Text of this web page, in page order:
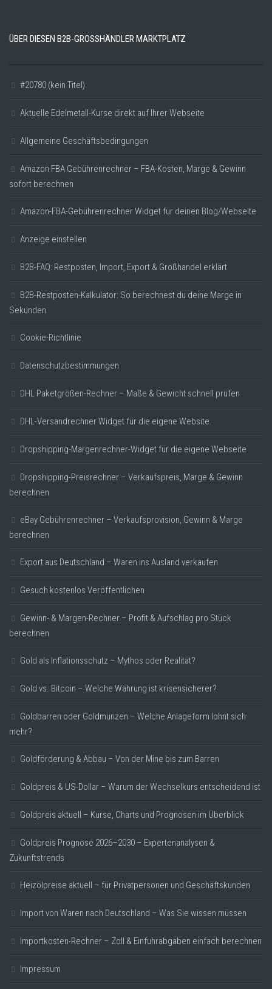
ÜBER DIESEN B2B-GROSSHÄNDLER MARKTPLATZ
#20780 (kein Titel)
Aktuelle Edelmetall-Kurse direkt auf Ihrer Webseite
Allgemeine Geschäftsbedingungen
Amazon FBA Gebührenrechner – FBA-Kosten, Marge & Gewinn
sofort berechnen
Amazon-FBA-Gebührenrechner Widget für deinen Blog/Webseite
Anzeige einstellen
B2B-FAQ: Restposten, Import, Export & Großhandel erklärt
B2B-Restposten-Kalkulator: So berechnest du deine Marge in
Sekunden
Cookie-Richtlinie
Datenschutzbestimmungen
DHL Paketgrößen-Rechner – Maße & Gewicht schnell prüfen
DHL-Versandrechner Widget für die eigene Website.
Dropshipping-Margenrechner-Widget für die eigene Webseite
Dropshipping-Preisrechner – Verkaufspreis, Marge & Gewinn
berechnen
eBay Gebührenrechner – Verkaufsprovision, Gewinn & Marge
berechnen
Export aus Deutschland – Waren ins Ausland verkaufen
Gesuch kostenlos Veröffentlichen
Gewinn- & Margen-Rechner – Profit & Aufschlag pro Stück
berechnen
Gold als Inflationsschutz – Mythos oder Realität?
Gold vs. Bitcoin – Welche Währung ist krisensicherer?
Goldbarren oder Goldmünzen – Welche Anlageform lohnt sich
mehr?
Goldförderung & Abbau – Von der Mine bis zum Barren
Goldpreis & US-Dollar – Warum der Wechselkurs entscheidend ist
Goldpreis aktuell – Kurse, Charts und Prognosen im Überblick
Goldpreis Prognose 2026–2030 – Expertenanalysen &
Zukunftstrends
Heizölpreise aktuell – für Privatpersonen und Geschäftskunden
Import von Waren nach Deutschland – Was Sie wissen müssen
Importkosten-Rechner – Zoll & Einfuhrabgaben einfach berechnen
Impressum